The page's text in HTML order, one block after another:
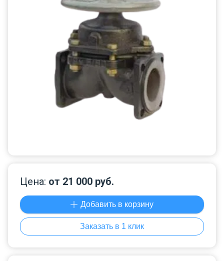
Цена: от 21 000 руб.
Добавить в корзину
Заказать в 1 клик